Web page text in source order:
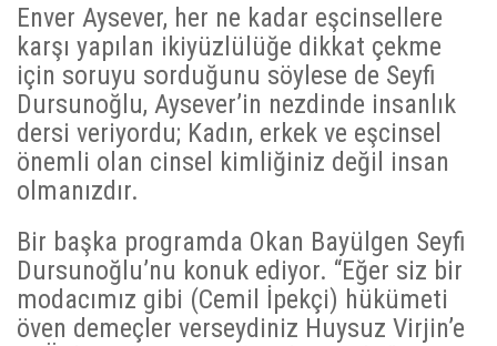
Enver Aysever, her ne kadar eşcinsellere
karşı yapılan ikiyüzlülüğe dikkat çekme
için soruyu sorduğunu söylese de Seyfi
Dursunoğlu, Aysever’in nezdinde insanlık
dersi veriyordu; Kadın, erkek ve eşcinsel
önemli olan cinsel kimliğiniz değil insan
olmanızdır.
Bir başka programda Okan Bayülgen Seyfi
Dursunoğlu’nu konuk ediyor. “Eğer siz bir
modacımız gibi (Cemil İpekçi) hükümeti
öven demeçler verseydiniz Huysuz Virjin’e